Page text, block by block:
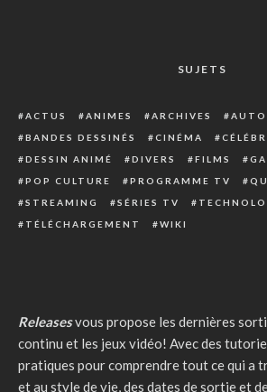
SUJETS
ACTUS ANIMES ARCHIVES
BANDES DESSINÉS
CINÉMA
DESSIN ANIMÉ
DIVERS FILMS
POP CULTURE
PROGRAMME TV
STREAMING
SÉRIES TV
TÉLÉCHARGEMENT
WIKI
Releasesvous propose les dernières
continu et les jeux vidéo! Avec des
pratiques pour comprendre tout ce qui a
et au style de vie, des dates de sortie et